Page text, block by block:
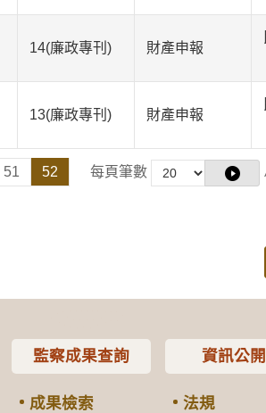
14(廉政專刊) 財產申報
13(廉政專刊) 財產申報
51 52 每頁筆數
監察成果查詢
成果檢索
資訊公開
法規